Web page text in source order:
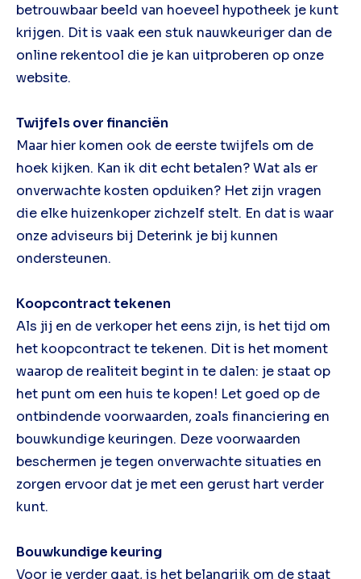
betrouwbaar beeld van hoeveel hypotheek je kunt
krijgen. Dit is vaak een stuk nauwkeuriger dan de
online rekentool die je kan uitproberen op onze
website.
Twijfels over financiën
Maar hier komen ook de eerste twijfels om de
hoek kijken. Kan ik dit echt betalen? Wat als er
onverwachte kosten opduiken? Het zijn vragen
die elke huizenkoper zichzelf stelt. En dat is waar
onze adviseurs bij Deterink je bij kunnen
ondersteunen.
Koopcontract tekenen
Als jij en de verkoper het eens zijn, is het tijd om
het koopcontract te tekenen. Dit is het moment
waarop de realiteit begint in te dalen: je staat op
het punt om een huis te kopen! Let goed op de
ontbindende voorwaarden, zoals financiering en
bouwkundige keuringen. Deze voorwaarden
beschermen je tegen onverwachte situaties en
zorgen ervoor dat je met een gerust hart verder
kunt.
Bouwkundige keuring
Voor je verder gaat, is het belangrijk om de staat